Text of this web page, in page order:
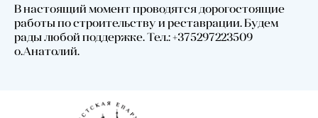
В настоящий момент проводятся дорогостоящие
работы по строительству и реставрации. Будем
рады любой поддержке. Тел.: +375297223509
о.Анатолий.